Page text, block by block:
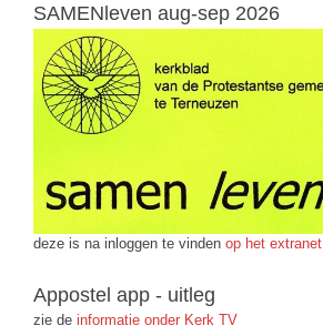
SAMENleven aug-sep 2026
deze is na inloggen te vinden op het extranet
Appostel app - uitleg
zie de informatie onder Kerk TV